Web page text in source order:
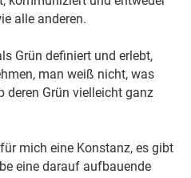
alle anderen.
Grün definiert und erlebt,
man weiß nicht, was
deren Grün vielleicht ganz
mich eine Konstanz, es gibt
eine darauf aufbauende